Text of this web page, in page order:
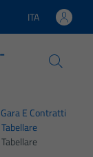
Lingua attiva:
ITA
E Contratti